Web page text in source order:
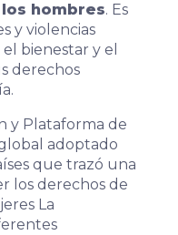
hombres. Es
y violencias
bienestar y el
derechos
y Plataforma de
adoptado
que trazó una
los derechos de
La